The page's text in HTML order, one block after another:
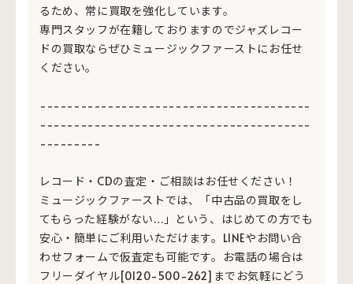
るため、常に買取を強化しています。
専門スタッフが在籍しておりますのでジャズレコー
ドの買取ならぜひミュージックファーストにお任せ
ください。
----------------------------------------
----------------------------------------
---------
レコード・CDの査定・ご相談はお任せください！
ミュージックファーストでは、「中古品の買取をし
てもらった経験がない…」という、はじめての方でも
安心・簡単にご利用いただけます。LINEやお問い合
わせフォームで仮査定も可能です。お電話の場合は
フリーダイヤル[0120-500-262]までお気軽にどう